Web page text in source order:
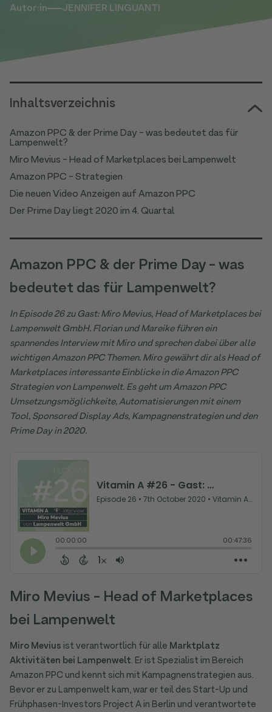
Autor:in
JENNIFER LINGUANTI
Inhaltsverzeichnis
Amazon PPC & der Prime Day - was bedeutet das für
Lampenwelt?
Miro Mevius - Head of Marketplaces bei Lampenwelt
Amazon PPC - Strategien
Die neuen Video Anzeigen auf Amazon PPC
Der Prime Day liegt 2020 im 4. Quartal
Amazon PPC & der Prime Day - was
bedeutet das für Lampenwelt?
In Episode 26 zu Gast: Miro Mevius, Head of Marketplaces bei
Lampenwelt GmbH. Florian und Mareike führen ein
spannendes Interview mit Miro und sprechen dabei über alle
wichtigen Amazon PPC Themen. Miro gewährt dir als Head of
Marketplaces interessante Einblicke in die Amazon PPC
Strategien von Lampenwelt. Es geht um Amazon PPC
Umsetzungsmöglichkeite, Automatisierungen mit einem
Tool, Sponsored Display Ads, Kampagnenstrategien und den
Prime Day in 2020.
Miro Mevius - Head of Marketplaces
bei Lampenwelt
Miro Mevius ist verantwortlich für alle Marktplatz
Aktivitäten bei Lampenwelt. Er ist Spezialist im Bereich
Amazon PPC und kennt sich mit Kampagnenstrategien aus.
Bevor er zu Lampenwelt kam, war er teil des Start-Up und
Frühphasen-Investors Project A in Berlin und verantwortete